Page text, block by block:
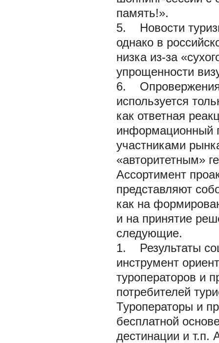
память!».
5. Новости
однако в
низка из-за
упрощенности
6.
используется
как ответная
информационный
участниками
«авторитетным»
Ассортимент
представляют
как на
и на принятие
следующие.
1. Результаты
инструмент
туроператоров и
потребителей
Туроператоры и
бесплатной
дестинации и т.п.